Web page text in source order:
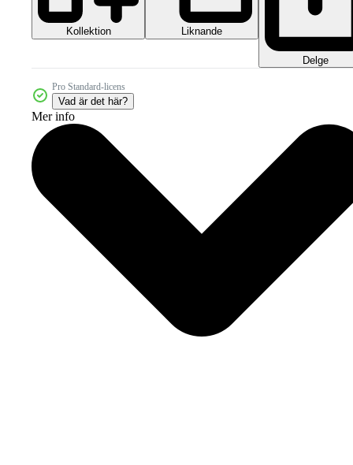
Kollektion Liknande
Delge
Pro Standard-licens
Vad är det här?
Mer info